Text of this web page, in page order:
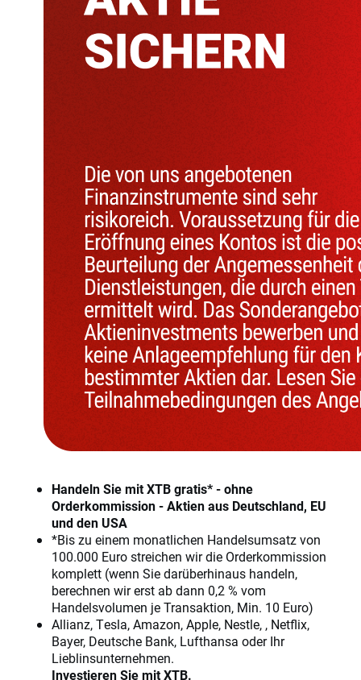
Handeln Sie mit XTB gratis* - ohne
Orderkommission - Aktien aus Deutschland, EU
und den USA
*Bis zu einem monatlichen Handelsumsatz von
100.000 Euro streichen wir die Orderkommission
komplett (wenn Sie darüberhinaus handeln,
berechnen wir erst ab dann 0,2 % vom
Handelsvolumen je Transaktion, Min. 10 Euro)
Allianz, Tesla, Amazon, Apple, Nestle, , Netflix,
Bayer, Deutsche Bank, Lufthansa oder Ihr
Lieblinsunternehmen.
Investieren Sie mit XTB.